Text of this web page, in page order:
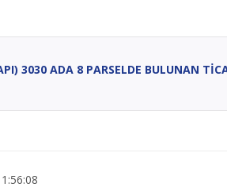
3030 ADA 8 PARSELDE BULUNAN